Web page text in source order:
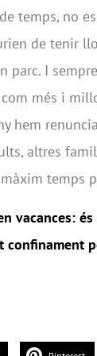
temps, no
de tenir
parc. I
més i
hem
altres
temps
vacances:
confinament